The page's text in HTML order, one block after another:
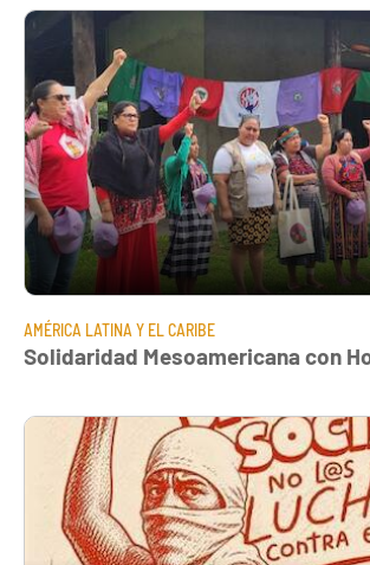
AMÉRICA LATINA Y EL CARIBE
Solidaridad Mesoamericana con